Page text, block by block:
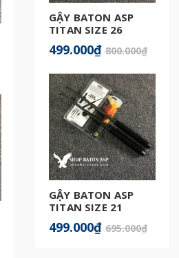
GẬY BATON ASP
TITAN SIZE 26
499.000₫ 800.000₫
GẬY BATON ASP
TITAN SIZE 21
CHÍNH HÃNG
499.000₫ 695.000₫